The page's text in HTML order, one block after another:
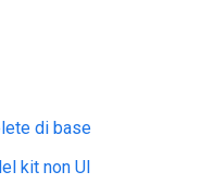
di base
kit non UI